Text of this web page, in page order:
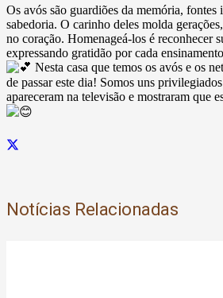
Os avós são guardiões da memória, fontes
sabedoria. O carinho deles molda
no coração. Homenageá-los é reconhecer
expressando gratidão por cada
Nesta casa que temos os avós e os
de passar este dia! Somos uns privilegiados
apareceram na televisão e mostraram que
Notícias Relacionadas